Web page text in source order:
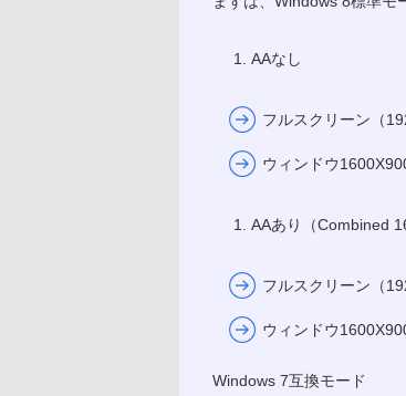
AAなし
フルスクリーン（
ウィンドウ
AAあり（Combined
フルスクリーン（
ウィンドウ
Windows 7互換モード